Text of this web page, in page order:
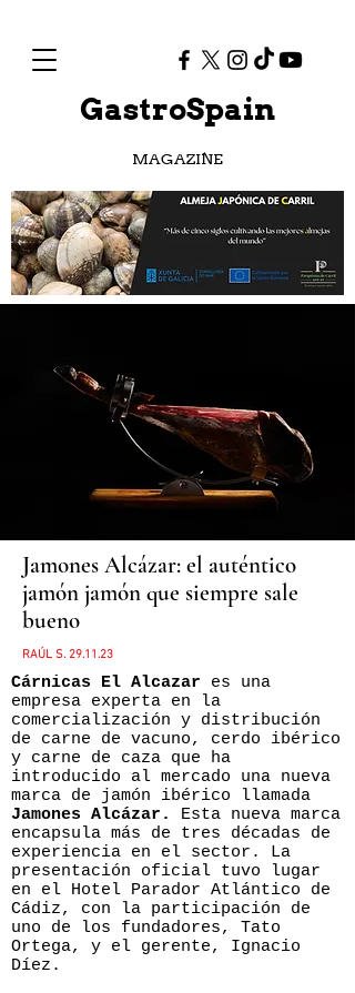
GastroSpain
MAGAZINE
Jamones Alcázar: el auténtico
jamón jamón que siempre sale
bueno
RAÚL S. 29.11.23
Cárnicas El Alcazar es una
empresa experta en la
comercialización y distribución
de carne de vacuno, cerdo ibérico
y carne de caza que ha
introducido al mercado una nueva
marca de jamón ibérico llamada
Jamones Alcázar.
Esta nueva marca
encapsula más de tres décadas de
experiencia en el sector. La
presentación oficial tuvo lugar
en el Hotel Parador Atlántico de
Cádiz, con la participación de
uno de los fundadores, Tato
Ortega, y el gerente, Ignacio
Díez.